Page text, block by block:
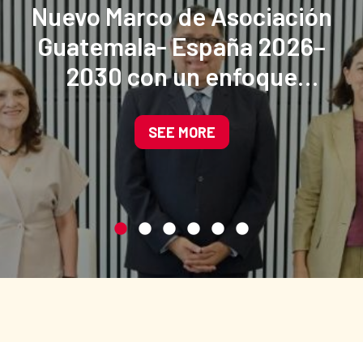
Nuevo Marco de Asociación
Guatemala- España 2026–
2030 con un enfoque
participativo e inclusivo
SEE MORE